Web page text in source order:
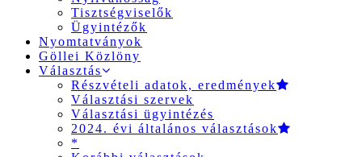
Tisztségviselők
Ügyintézők
Nyomtatványok
Göllei Közlöny
Választás
Részvételi adatok, eredmények
Választási szervek
Választási ügyintézés
2024. évi általános választások
*